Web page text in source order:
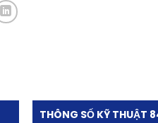
THÔNG SỐ KỸ THUẬT